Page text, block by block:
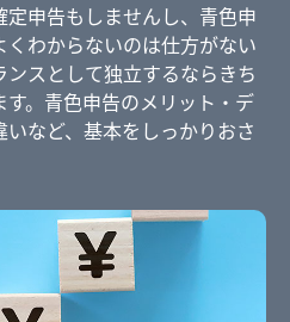
申告もしませんし、青色申
わからないのは仕方がない
スとして独立するならきち
。青色申告のメリット・デ
など、基本をしっかりおさ